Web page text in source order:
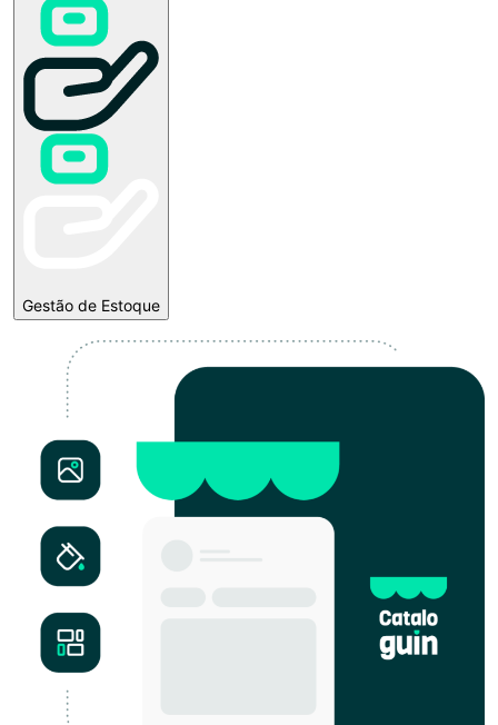
Gestão de Estoque